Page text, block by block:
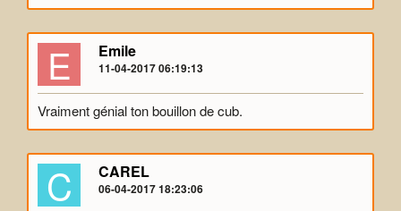
E Emile
11-04-2017 06:19:13
Vraiment génial ton bouillon de cub.
C CAREL
06-04-2017 18:23:06